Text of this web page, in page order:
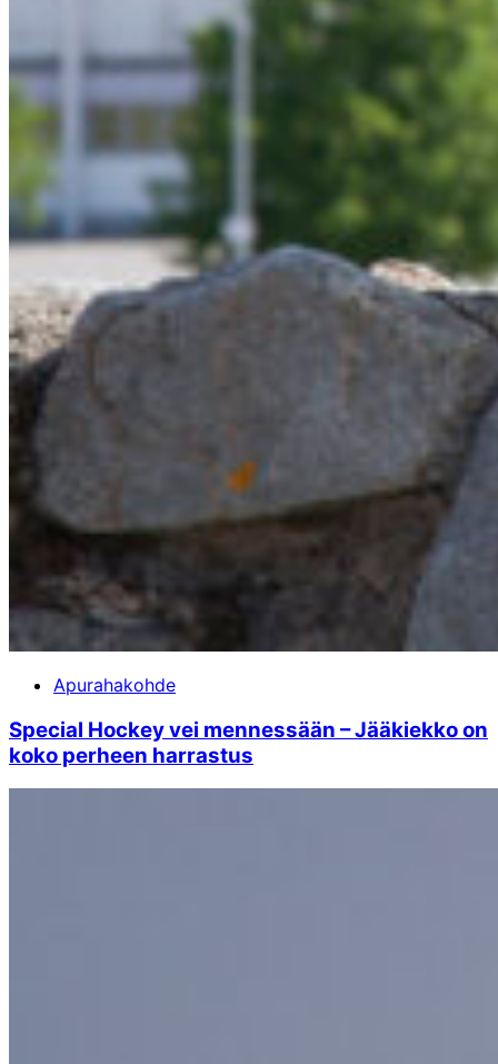
Apurahakohde
Special Hockey vei mennessään – Jääkiekko on
koko perheen harrastus